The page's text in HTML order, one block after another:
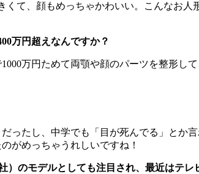
て、顔もめっちゃかわいい。こんなお人
万円超えなんですか？
万円ためて両顎や顔のパーツを整形し
たし、中学でも「目が死んでる」とか
がめっちゃうれしいですね！
のモデルとしても注目され、最近はテレ